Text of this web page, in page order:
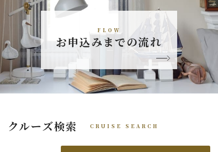
FLOW
お申込みまでの流れ
クルーズ検索 CRUISE SEARCH